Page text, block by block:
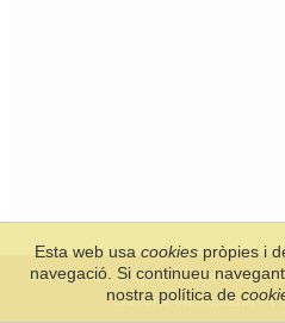
Secció de Llengua i Lliteratura
Cultura Valenciana-
Esta web usacookies pròpies i
navegació. Si continueu
nostra política de